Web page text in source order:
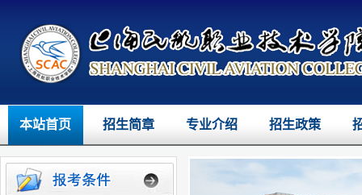
本站首页 招生简章 专业介绍 招生政策